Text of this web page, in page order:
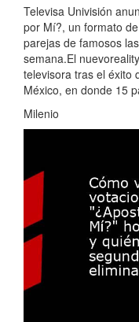
Televisa Univisión
por Mí?, un formato
parejas de famosos
semana.El
televisora tras el éxito
México, en donde 15
Milenio